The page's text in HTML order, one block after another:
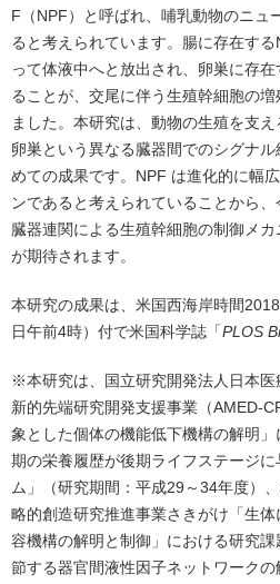
F（NPF）と呼ばれ、哺乳動物のニュ
ると考えられています。腸に存在す
って体液中へと放出され、卵巣に存
ることが、交尾に伴う生殖幹細胞の
ました。本研究は、動物の生殖を支
卵巣という異なる臓器間でのシグナ
めての成果です。NPF は進化的に幅
ンであると考えられていることから
臓器連関による生殖幹細胞の制御メ
が期待されます。
本研究の成果は、米国西海岸時間
日午前4時）付で米国科学誌「PLOS
※本研究は、国立研究開発法人日本
新的先端研究開発支援事業（AMED-
象とした個体の機能低下機構の解明
期の栄養履歴が後期ライフステージ
ム」（研究期間：平成29～34年度）
略的創造研究推進事業さきがけ「生
容機構の解明と制御」における研究
節する器官間液性因子ネットワーク